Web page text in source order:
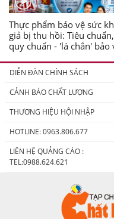
Thực phẩm bảo vệ sức
giả bị thu hồi: Tiêu chuẩn,
quy chuẩn - 'lá chắn' bảo
DIỄN ĐÀN CHÍNH SÁCH
CẢNH BÁO CHẤT LƯỢNG
THƯƠNG HIỆU HỘI NHẬP
HOTLINE: 0963.806.677
LIÊN HỆ QUẢNG CÁO :
TEL:0988.624.621